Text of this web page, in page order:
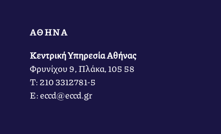
ΑΘΗΝΑ
Κεντρική Υπηρεσία Αθήνας
Φρυνίχου 9, Πλάκα, 105 58
Τ: 210 3312781-5
Ε: eccd@eccd.gr